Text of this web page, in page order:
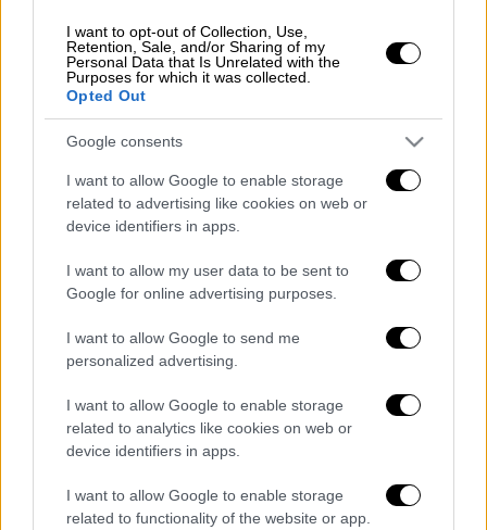
I want to opt-out of Collection, Use,
Retention, Sale, and/or Sharing of my
Personal Data that Is Unrelated with the
Purposes for which it was collected.
Opted Out
Google consents
I want to allow Google to enable storage
related to advertising like cookies on web or
device identifiers in apps.
I want to allow my user data to be sent to
Google for online advertising purposes.
I want to allow Google to send me
personalized advertising.
I want to allow Google to enable storage
related to analytics like cookies on web or
device identifiers in apps.
I want to allow Google to enable storage
related to functionality of the website or app.
Όπως ήταν φυσικό, τα πανέρια με τα
λουλούδια δε θα μπορούσαν να λείπουν από
το σκηνικό.
video
Διαβάστε ακόμη
O στρατηγός ήταν σχιζοφρενής, εμμονικός,
Εκείνος που άλλαξε την πορεία της
Ιστορίας!